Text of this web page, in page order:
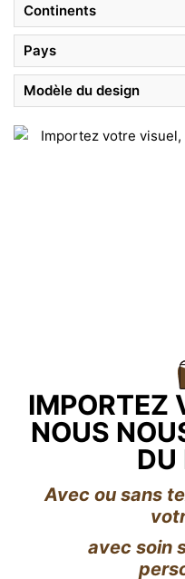
Continents
Pays
Modèle du design
IMPORTEZ
NOUS
DU
Avec ou sans
avec soin